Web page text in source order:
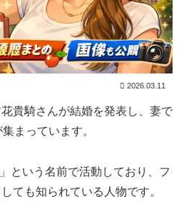
2026.03.11
貴騎さんが結婚を発表し、妻で
まっています。
という名前で活動しており、フ
ても知られている人物です。